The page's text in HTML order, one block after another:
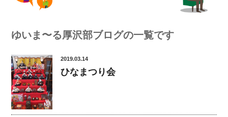
ゆいま〜る厚沢部ブログの一覧です
2019.03.14
ひなまつり会